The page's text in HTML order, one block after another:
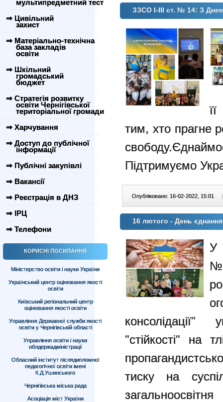
мультипредметний тест
⇒ Цивільний
захист
⇒ Матеріально-технічна
база закладів
освіти
⇒ Шкільний
громадський
бюджет
⇒ Стратегія розвитку
освіти Чернігівської
територіальної громади
⇒ Харчування
⇒ Доступ до публічної
інформації
⇒ Публічні закупівлі
⇒ Вакансії
⇒ Реєстрація в ДНЗ
⇒ ІРЦ
⇒ Телефони
КОРИСНІ ПОСИЛАННЯ
Міністерство освіти і науки України
Український центр оцінювання якості
освіти
Київський регіональний центр
оцінювання якості освіти
Управління Державної служби якості
освіти у Чернігівській області
Управління освіти і науки
облдержадміністрації
Обласний інститут післядипломної
педагогічної освіти імені
К.Д.Ушинського
Чернігівська міська рада
Асоціація міст України
ЗЗСО І-ІІІ ст. № 14: З
тим, хто прагне
Підтримуємо
Опубліковано: 16-02-2022, 15:01 |
16 лютого - День єднання
У
консолідації"
"стійкості" на
тиску на